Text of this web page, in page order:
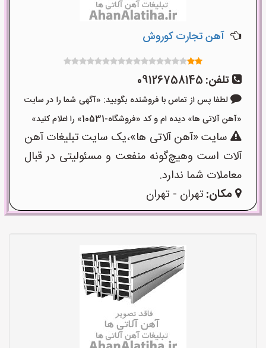
آهن تجارت کوروش
تلفن: 09126758145
لطفا پس از تماس با فروشنده بگویید: «آگهی شما را در سایت
«آهن آلاتی ها» دیده ام و کد «فروشگاه-10531» را اعلام کنید»
سایت «آهن آلاتی ها»،یک سایت تبلیغات آهن
آلات است وهیچ‌گونه منفعت و مسئولیتی در قبال
معاملات شما ندارد.
مکان:تهران - تهران